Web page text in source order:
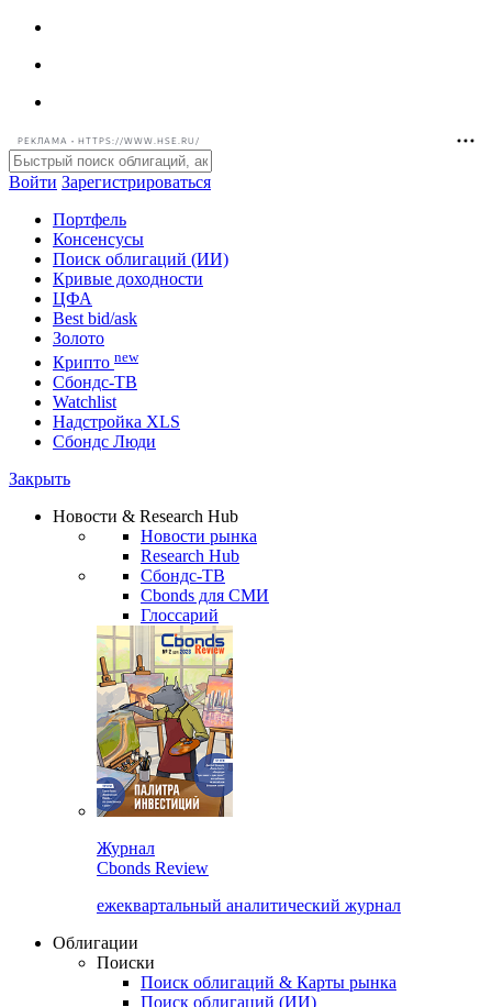
РЕКЛАМА • HTTPS://WWW.HSE.RU/
Войти Зарегистрироваться
Портфель
Консенсусы
Поиск облигаций (ИИ)
Кривые доходности
ЦФА
Best bid/ask
Золото
Крипто new
Watchlist
Сбондс Люди
Новости & Research Hub
Новости рынка
Research Hub
Сбондс-ТВ
Cbonds для СМИ
Глоссарий
Cbonds Review
ежеквартальный аналитический журнал